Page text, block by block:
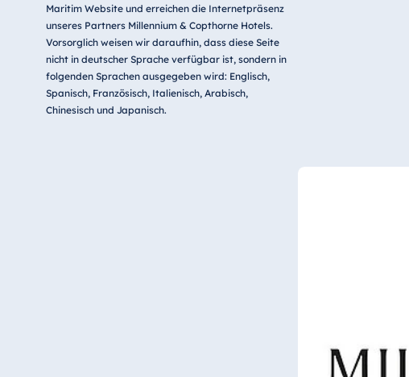
Maritim Website und erreichen die Internetpräsenz
unseres Partners Millennium & Copthorne Hotels.
Vorsorglich weisen wir daraufhin, dass diese Seite
nicht in deutscher Sprache verfügbar ist, sondern in
folgenden Sprachen ausgegeben wird: Englisch,
Spanisch, Französisch, Italienisch, Arabisch,
Chinesisch und Japanisch.